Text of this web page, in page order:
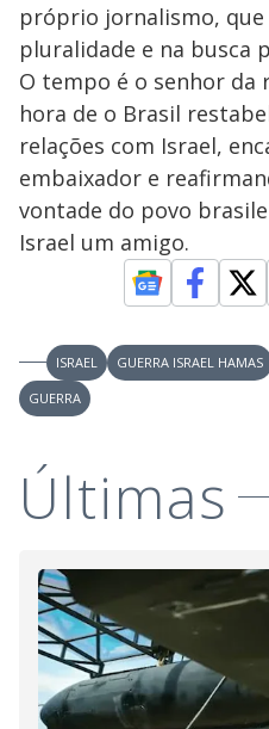
próprio jornalismo, que
pluralidade e na busca
O tempo é o senhor da
hora de o Brasil
relações com Israel,
embaixador e
vontade do povo
Israel um amigo.
ISRAEL GUERRA ISRAEL HAMAS
GUERRA
Últimas